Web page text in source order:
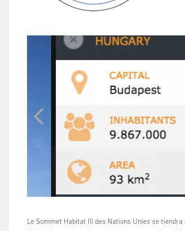
Le Sommet Habitat III des Nations Unies se tiendra